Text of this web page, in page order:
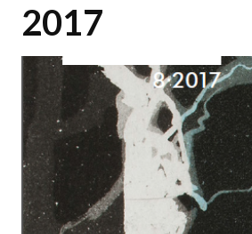
2017